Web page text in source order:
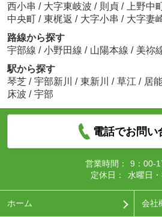
西小串 / 大字東岐波 / 則貞 / 上野中
中央町 / 東梶返 / 大字小串 / 大字妻
路線から探す
宇部線 / 小野田線 / 山陽本線 / 美祢
駅から探す
琴芝 / 宇部新川 / 東新川 / 草江 / 居
床波 / 宇部
電話でお問い
営業時間：
9：00-
定休日：
水曜日
ホーム 会社